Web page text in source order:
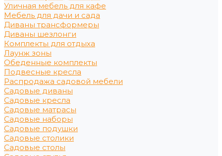
Уличная мебель для кафе
Мебель для дачи и сада
Диваны трансформеры
Диваны шезлонги
Комплекты для отдыха
Лаунж зоны
Обеденные комплекты
Подвесные кресла
Распродажа садовой мебели
Садовые диваны
Садовые кресла
Садовые матрасы
Садовые наборы
Садовые подушки
Садовые столики
Садовые столы